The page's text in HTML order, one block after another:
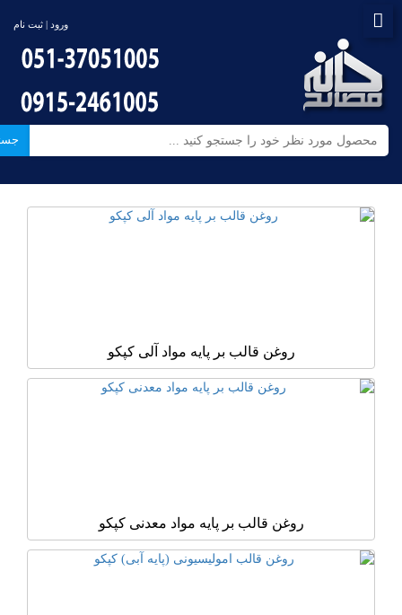
ورود | ثبت نام
روغن قالب بر پایه مواد آلی کپکو
روغن قالب بر پایه مواد معدنی کپکو